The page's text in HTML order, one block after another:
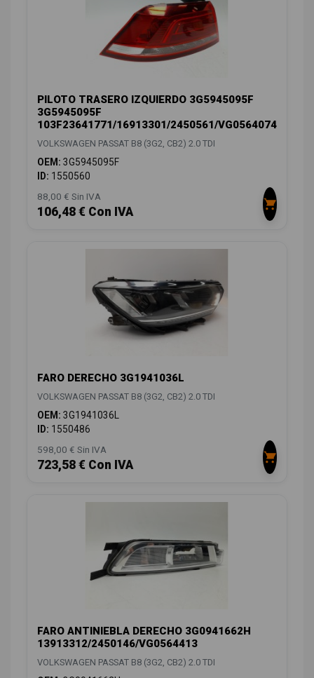
PILOTO TRASERO IZQUIERDO 3G5945095F
3G5945095F
103F23641771/16913301/2450561/VG0564074
VOLKSWAGEN PASSAT B8 (3G2, CB2) 2.0 TDI
OEM: 3G5945095F
ID: 1550560
88,00 € Sin IVA
106,48 € Con IVA
FARO DERECHO 3G1941036L
VOLKSWAGEN PASSAT B8 (3G2, CB2) 2.0 TDI
OEM: 3G1941036L
ID: 1550486
598,00 € Sin IVA
723,58 € Con IVA
FARO ANTINIEBLA DERECHO 3G0941662H
13913312/2450146/VG0564413
VOLKSWAGEN PASSAT B8 (3G2, CB2) 2.0 TDI